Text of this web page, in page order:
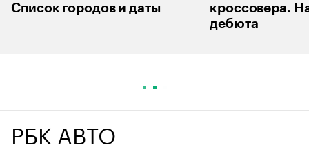
Список городов и даты
кроссовера.
дебюта
Больше, чем кажется. Первый